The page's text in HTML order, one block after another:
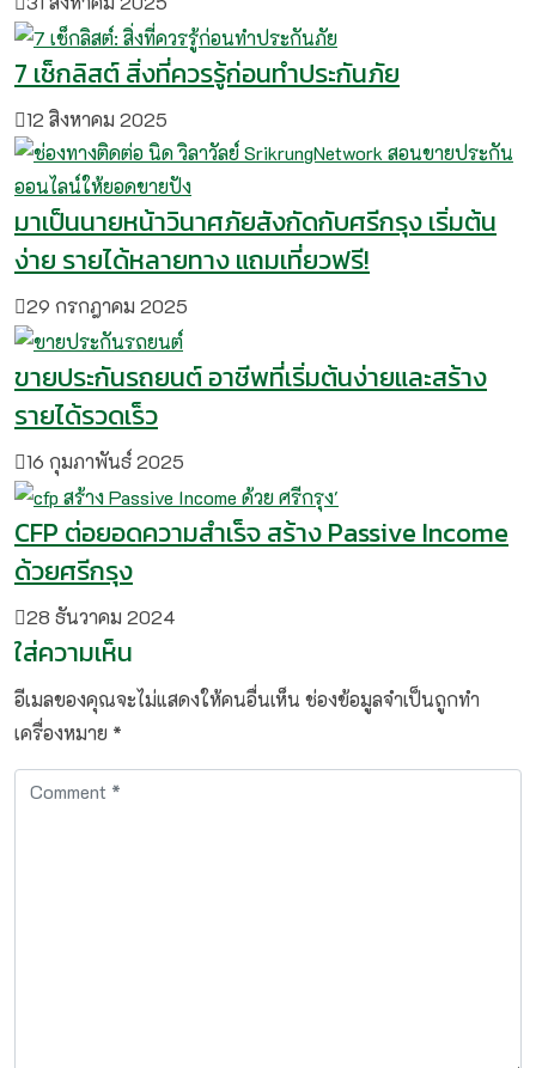
7 เช็กลิสต์ สิ่งที่ควรรู้ก่อนทำประกันภัย
12 สิงหาคม 2025
มาเป็นนายหน้าวินาศภัยสังกัดกับศรีกรุง เริ่มต้น
ง่าย รายได้หลายทาง แถมเที่ยวฟรี!
29 กรกฎาคม 2025
ขายประกันรถยนต์ อาชีพที่เริ่มต้นง่ายและสร้าง
รายได้รวดเร็ว
16 กุมภาพันธ์ 2025
CFP ต่อยอดความสำเร็จ สร้าง Passive Income
ด้วยศรีกรุง
28 ธันวาคม 2024
ใส่ความเห็น
อีเมลของคุณจะไม่แสดงให้คนอื่นเห็น ช่องข้อมูลจำเป็นถูกทำ
เครื่องหมาย *